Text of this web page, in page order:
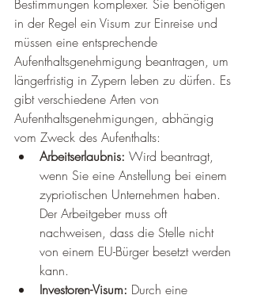
Bestimmungen komplexer. Sie benötigen
in der Regel ein Visum zur Einreise und
müssen eine entsprechende
Aufenthaltsgenehmigung beantragen, um
längerfristig in Zypern leben zu dürfen. Es
gibt verschiedene Arten von
Aufenthaltsgenehmigungen, abhängig
vom Zweck des Aufenthalts:
Arbeitserlaubnis: Wird beantragt,
wenn Sie eine Anstellung bei einem
zypriotischen Unternehmen haben.
Der Arbeitgeber muss oft
nachweisen, dass die Stelle nicht
von einem EU-Bürger besetzt werden
kann.
Investoren-Visum: Durch eine